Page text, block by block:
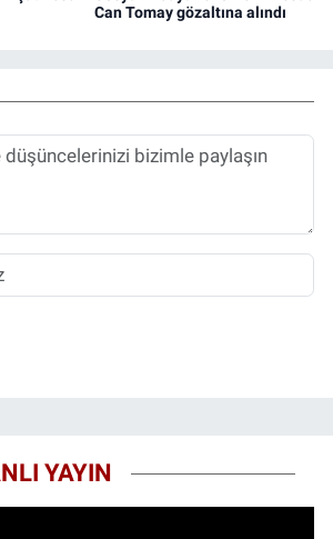
Can Tomay gözaltına alındı
YAYIN